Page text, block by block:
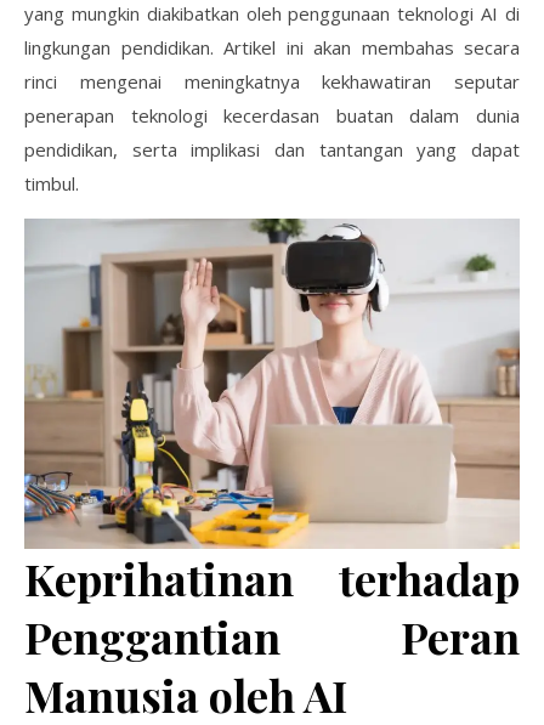
yang mungkin diakibatkan oleh penggunaan teknologi AI di
lingkungan pendidikan. Artikel ini akan membahas secara
rinci mengenai meningkatnya kekhawatiran seputar
penerapan teknologi kecerdasan buatan dalam dunia
pendidikan, serta implikasi dan tantangan yang dapat
timbul.
Keprihatinan terhadap
Penggantian Peran
Manusia oleh AI